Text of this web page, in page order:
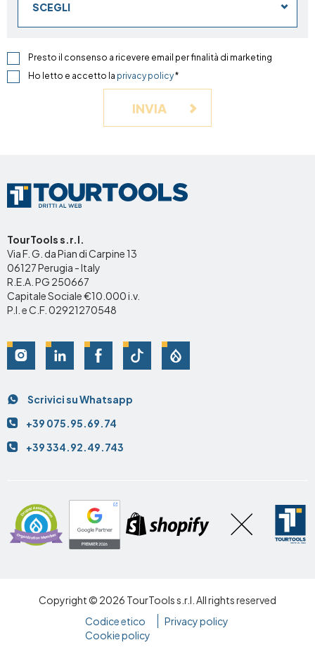
SCEGLI
Presto il consenso a ricevere email per finalità di marketing
Ho letto e accetto la privacy policy*
INVIA
TourTools s.r.l.
Via F. G. da Pian di Carpine 13
06127 Perugia - Italy
R.E.A. PG 250667
Capitale Sociale €10.000 i.v.
P.I. e C.F. 02921270548
Social
Contatti
Scrivici su Whatsapp
+39 075.95.69.74
+39 334.92.49.743
Copyright © 2026 TourTools s.r.l. All rights reserved
Footer
Codice etico
Cookie policy
Privacy policy